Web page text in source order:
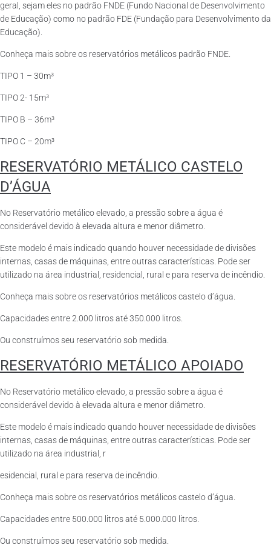
geral, sejam eles no padrão FNDE (Fundo Nacional de Desenvolvimento
de Educação) como no padrão FDE (Fundação para Desenvolvimento da
Educação).
Conheça mais sobre os reservatórios metálicos padrão FNDE.
TIPO 1 – 30m³
TIPO 2- 15m³
TIPO B – 36m³
TIPO C – 20m³
RESERVATÓRIO METÁLICO CASTELO
D’ÁGUA
No Reservatório metálico elevado, a pressão sobre a água é
considerável devido à elevada altura e menor diâmetro.
Este modelo é mais indicado quando houver necessidade de divisões
internas, casas de máquinas, entre outras características. Pode ser
utilizado na área industrial, residencial, rural e para reserva de incêndio.
Conheça mais sobre os reservatórios metálicos castelo d’água.
Capacidades entre 2.000 litros até 350.000 litros.
Ou construímos seu reservatório sob medida.
RESERVATÓRIO METÁLICO APOIADO
No Reservatório metálico elevado, a pressão sobre a água é
considerável devido à elevada altura e menor diâmetro.
Este modelo é mais indicado quando houver necessidade de divisões
internas, casas de máquinas, entre outras características. Pode ser
utilizado na área industrial, r
esidencial, rural e para reserva de incêndio.
Conheça mais sobre os reservatórios metálicos castelo d’água.
Capacidades entre 500.000 litros até 5.000.000 litros.
Ou construímos seu reservatório sob medida.